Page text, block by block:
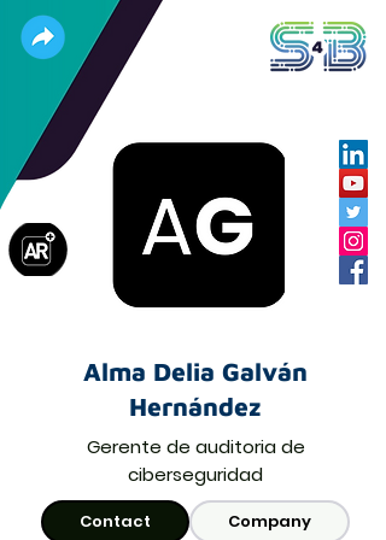
Alma Delia Galván
Hernández
Gerente de auditoria de
ciberseguridad
Contact Company